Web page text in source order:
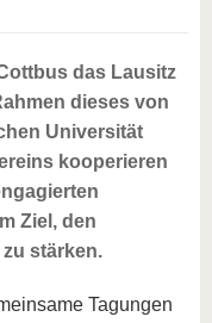
das Lausitz
dieses von
Universität
kooperieren
Ziel, den
stärken.
Tagungen